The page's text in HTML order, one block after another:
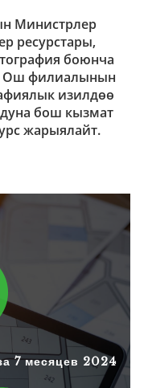
Министрлер
ресурстары,
боюнча
Ош филиалынын
изилдөө
бош кызмат
жарыялайт.
7 месяцев 2024